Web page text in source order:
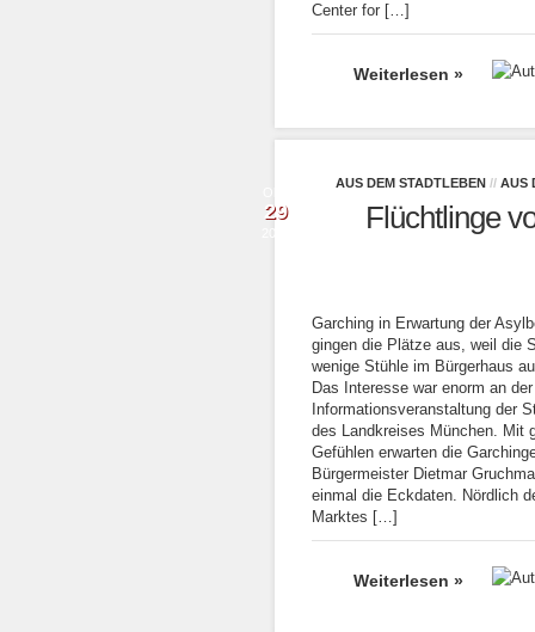
Center for […]
Weiterlesen »
29
AUS DEM STADTLEBEN // AUS
Flüchtlinge
Garching in Erwartung der
gingen die Plätze aus, weil die
wenige Stühle im Bürgerhaus
Das Interesse war enorm an der
Informationsveranstaltung der
des Landkreises München. Mit
Gefühlen erwarten die
Bürgermeister Dietmar
einmal die Eckdaten. Nördlich
Marktes […]
Weiterlesen »